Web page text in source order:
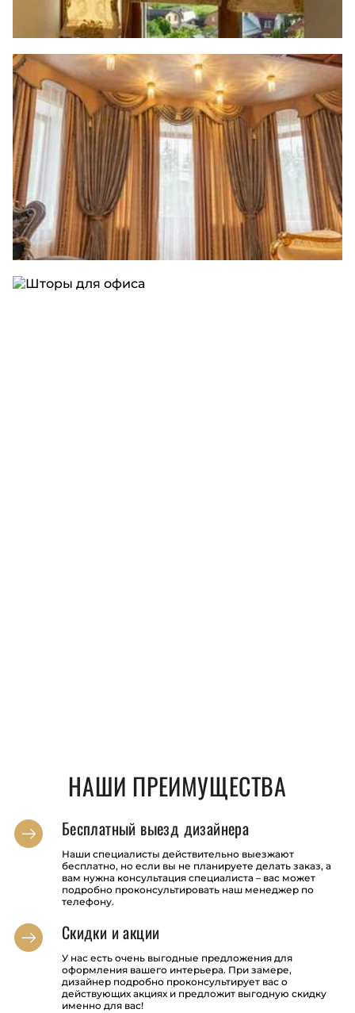
НАШИ ПРЕИМУЩЕСТВА
Бесплатный выезд дизайнера
Наши специалисты действительно выезжают
бесплатно, но если вы не планируете делать заказ, а
вам нужна консультация специалиста – вас может
подробно проконсультировать наш менеджер по
телефону.
Скидки и акции
У нас есть очень выгодные предложения для
оформления вашего интерьера. При замере,
дизайнер подробно проконсультирует вас о
действующих акциях и предложит выгодную скидку
именно для вас!